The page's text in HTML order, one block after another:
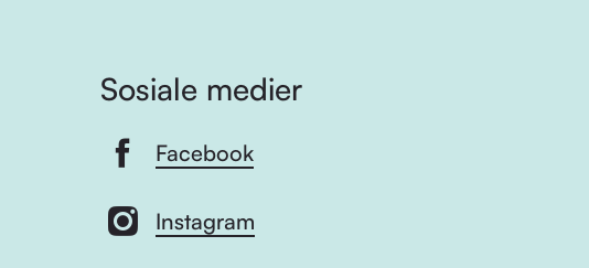
Sosiale medier
Facebook
Instagram